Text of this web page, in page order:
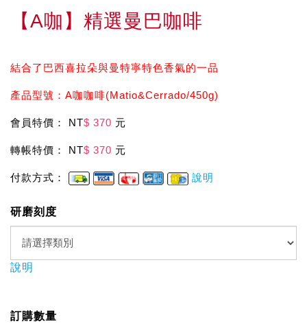
【A咖】精選曼巴咖啡
結合了巴西喜拉朵與曼特寧特色香氣的一品
產品型號：A咖咖啡(Matio&Cerrado/450g)
會員特價： NT$ 370 元
轉帳特價： NT$ 370 元
付款方式： 說明
研磨刻度
說明
訂購數量